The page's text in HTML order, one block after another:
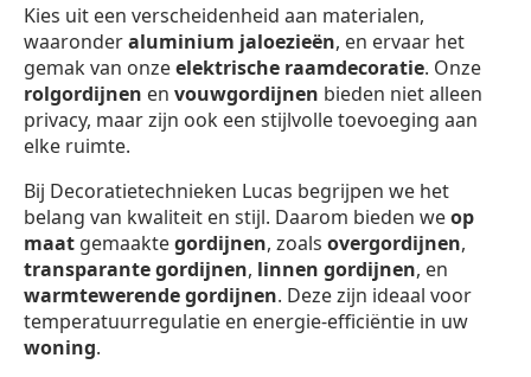
Kies uit een verscheidenheid aan materialen,
waaronderaluminium jaloezieën, en ervaar het
gemak van onzeelektrische raamdecoratie. Onze
rolgordijnen en vouwgordijnen bieden niet alleen
privacy, maar zijn ook een stijlvolle toevoeging aan
elke ruimte.
Bij Decoratietechnieken Lucas begrijpen we het
belang van kwaliteit en stijl. Daarom bieden weop
maat gemaaktegordijnen, zoals overgordijnen,
transparante gordijnen, linnen gordijnen, en
warmtewerende gordijnen. Deze zijn ideaal voor
temperatuurregulatie en energie-efficiëntie in uw
woning.